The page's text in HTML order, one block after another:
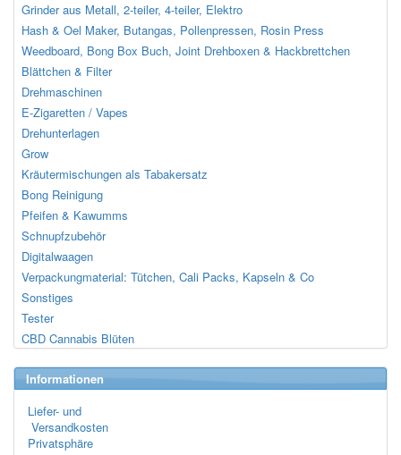
Grinder aus Metall, 2-teiler, 4-teiler, Elektro
Hash & Oel Maker, Butangas, Pollenpressen, Rosin Press
Weedboard, Bong Box Buch, Joint Drehboxen & Hackbrettchen
Blättchen & Filter
Drehmaschinen
E-Zigaretten / Vapes
Drehunterlagen
Grow
Kräutermischungen als Tabakersatz
Bong Reinigung
Pfeifen & Kawumms
Schnupfzubehör
Digitalwaagen
Verpackungmaterial: Tütchen, Cali Packs, Kapseln & Co
Sonstiges
Tester
CBD Cannabis Blüten
Informationen
Liefer- und
Versandkosten
Privatsphäre